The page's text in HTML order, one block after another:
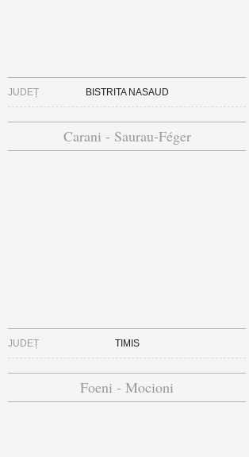
JUDEȚ BISTRITA NASAUD
Carani - Saurau-Féger
JUDEȚ TIMIS
Foeni - Mocioni